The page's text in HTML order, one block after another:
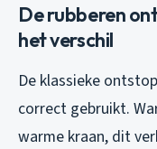
De rubberen
het verschil
De klassieke
correct gebruikt.
warme kraan, dit